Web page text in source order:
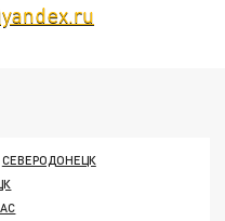
СЕВЕРОДОНЕЦК